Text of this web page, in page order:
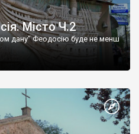
Місто Ч.2
дану" Феодосію буде не менш